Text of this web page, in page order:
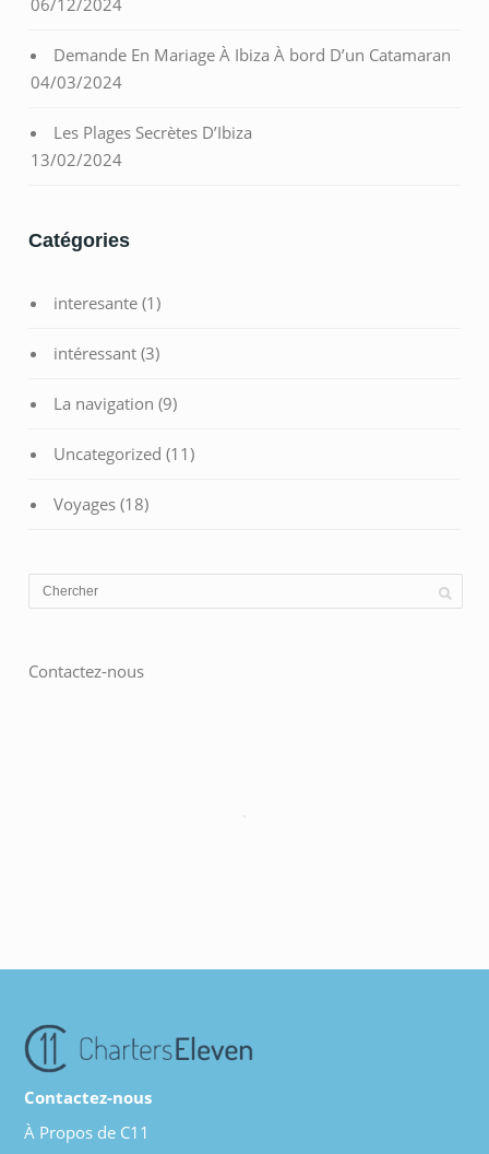
Demande En Mariage À Ibiza À bord D’un Catamaran
04/03/2024
Les Plages Secrètes D’Ibiza
13/02/2024
Catégories
interesante (1)
intéressant (3)
La navigation (9)
Uncategorized (11)
Voyages (18)
Contactez-nous
Contactez-nous
À Propos de C11